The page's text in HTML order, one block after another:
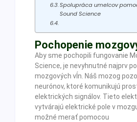
Spolupráca umelcov
Sound Science
Pochopenie
Aby sme pochopili fungovanie
Science, je nevyhnutné najprv
mozgových vĺn. Náš mozog
neurónov, ktoré komunikujú
elektrických signálov. Tieto
vytvárajú elektrické pole v
možné merať pomocou